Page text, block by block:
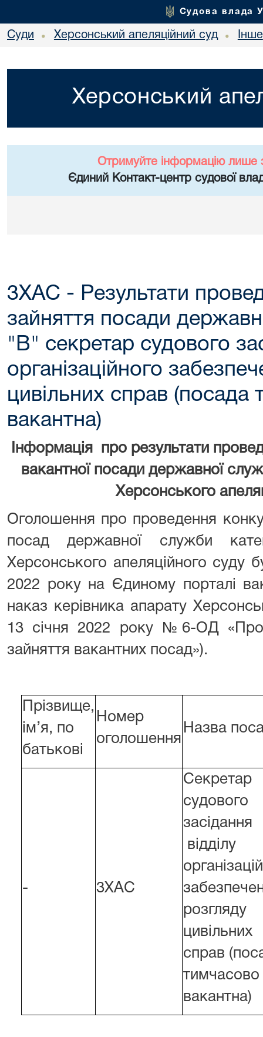
Судова влада
Суди • Херсонський апеляційний суд • Інше
Херсонський
Отримуйте інформацію лише
Єдиний Контакт-центр судової
3ХАС - Результати
зайняття посади
"В" секретар судового
організаційного
цивільних справ (посада
вакантна)
Інформація про результати
вакантної посади державної
Херсонського
Оголошення про проведення
посад державної служби
Херсонського апеляційного суду
2022 року на Єдиному порталі
наказ керівника апарату
13 січня 2022 року №6-ОД «Про
зайняття вакантних посад»).
Прізвище,
ім’я, по
батькові
Номер
оголошення
Назва
- 3ХАС
Секретар
судового
засідання
відділу
розгляду
цивільних
справ
тимчасово
вакантна)